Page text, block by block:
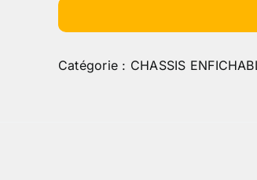
Catégorie : CHASSIS